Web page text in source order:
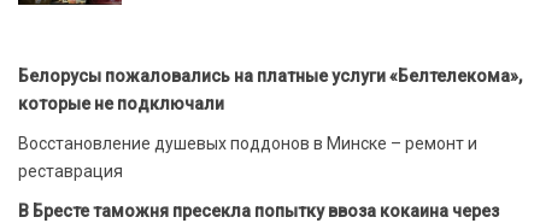
Белорусы пожаловались на платные услуги «Белтелекома»,
которые не подключали
Восстановление душевых поддонов в Минске – ремонт и
реставрация
В Бресте таможня пресекла попытку ввоза кокаина через